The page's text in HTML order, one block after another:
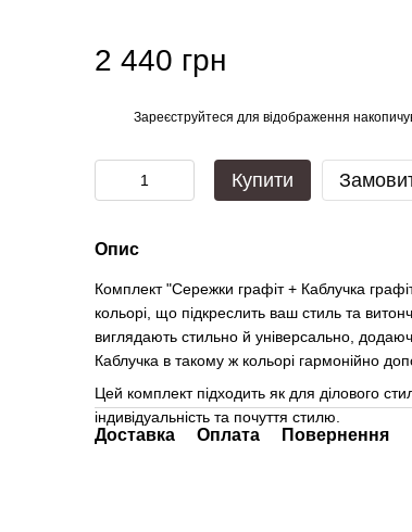
2 440 грн
Зареєструйтеся для відображення
Купити
Опис
Комплект "Сережки графіт + Каблучка
кольорі, що підкреслить ваш стиль та
виглядають стильно й універсально,
Каблучка в такому ж кольорі гармонійно
Цей комплект підходить як для ділового
індивідуальність та почуття стилю.
Доставка Оплата Повернення